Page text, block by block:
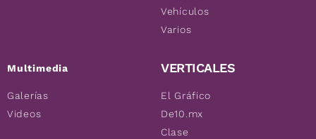
Multimedia
Galerías
Videos
Vehículos
Varios
VERTICALES
El Gráfico
De10.mx
Clase